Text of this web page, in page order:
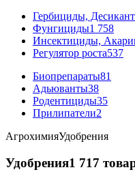
Гербициды,
Фунгициды1 758
Инсектициды,
Регулятор роста537
Биопрепараты81
Адьюванты38
Родентициды35
Прилипатели2
АгрохимияУдобрения
Удобрения1 717